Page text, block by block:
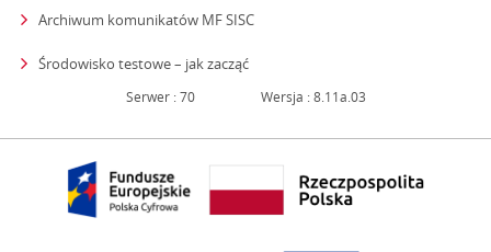
Archiwum komunikatów MF SISC
Środowisko testowe – jak zacząćstrona otwiera się w nowym oknie
Serwer : 70 Wersja : 8.11a.03